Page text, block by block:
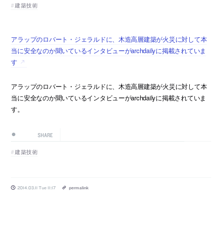
建築技術
アラップのロバート・ジェラルドに、木造高層建築が火災に対して本
当に安全なのか聞いているインタビューがarchdailyに掲載されていま
す
アラップのロバート・ジェラルドに、木造高層建築が火災に対して本
当に安全なのか聞いているインタビューがarchdailyに掲載されていま
す。
SHARE
建築技術
2014.03.11 Tue 11:17 permalink